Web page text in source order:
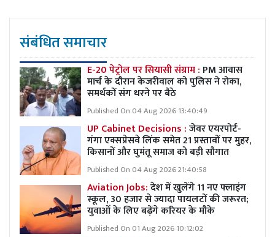
संबंधित समाचार
E-20 पेट्रोल पर सियासी संग्राम : PM आवास
मार्च के दौरान केजरीवाल को पुलिस ने रोका,
समर्थकों संग धरने पर बैठे
Published On 04 Aug 2026 13:40:49
UP Cabinet Decisions :जेवर एयरपोर्ट-
गंगा एक्सप्रेसवे लिंक समेत 21 प्रस्तावों पर मुहर,
किसानों और घुमंतू समाज को बड़ी सौगात
Published On 04 Aug 2026 21:40:58
Aviation Jobs:देश में खुलेंगे 11 नए फ्लाइंग
स्कूल, 30 हजार से ज्यादा पायलटों की जरूरत;
युवाओं के लिए बढ़ेंगे करियर के मौके
Published On 01 Aug 2026 10:12:02